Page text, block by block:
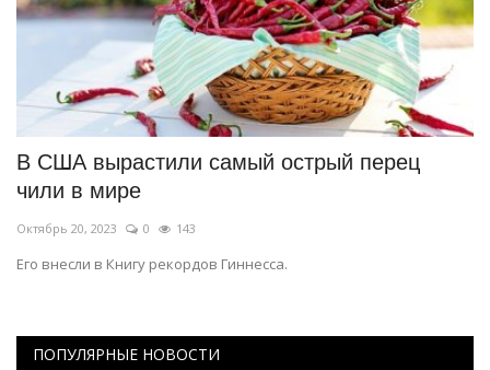
В США вырастили самый острый перец
чили в мире
Октябрь 20, 2023 0 143
Его внесли в Книгу рекордов Гиннесса.
ПОПУЛЯРНЫЕ НОВОСТИ